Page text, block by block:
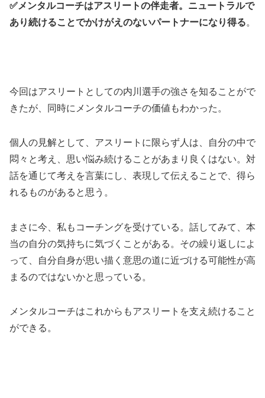
✅メンタルコーチはアスリートの伴走者。ニュートラルで
あり続けることでかけがえのないパートナーになり得る。
今回はアスリートとしての内川選手の強さを知ることがで
きたが、同時にメンタルコーチの価値もわかった。
個人の見解として、アスリートに限らず人は、自分の中で
悶々と考え、思い悩み続けることがあまり良くはない。対
話を通じて考えを言葉にし、表現して伝えることで、得ら
れるものがあると思う。
まさに今、私もコーチングを受けている。話してみて、本
当の自分の気持ちに気づくことがある。その繰り返しによ
って、自分自身が思い描く意思の道に近づける可能性が高
まるのではないかと思っている。
メンタルコーチはこれからもアスリートを支え続けること
ができる。